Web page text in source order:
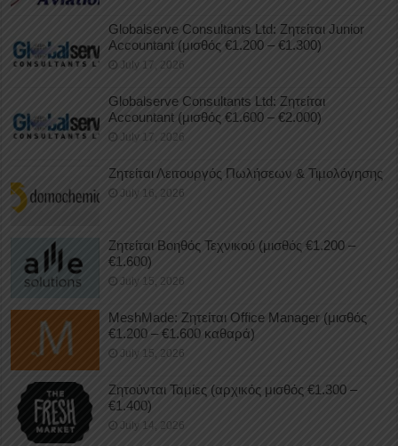
Globalserve Consultants Ltd: Ζητείται Junior
Accountant (μισθός €1.200 – €1.300)
July 17, 2026
Globalserve Consultants Ltd: Ζητείται
Accountant (μισθός €1.600 – €2.000)
July 17, 2026
Ζητείται Λειτουργός Πωλήσεων & Τιμολόγησης
July 16, 2026
Ζητείται Βοηθός Τεχνικού (μισθός €1.200 –
€1.600)
July 15, 2026
MeshMade: Ζητείται Office Manager (μισθός
€1.200 – €1.600 καθαρά)
July 15, 2026
Ζητούνται Ταμίες (αρχικός μισθός €1.300 –
€1.400)
July 14, 2026